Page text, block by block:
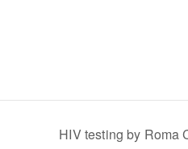
HIV testing by Roma